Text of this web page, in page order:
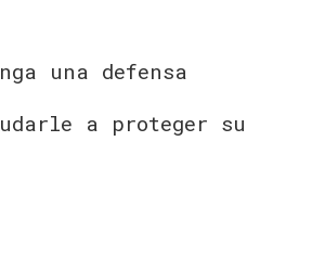
una defensa
a proteger su